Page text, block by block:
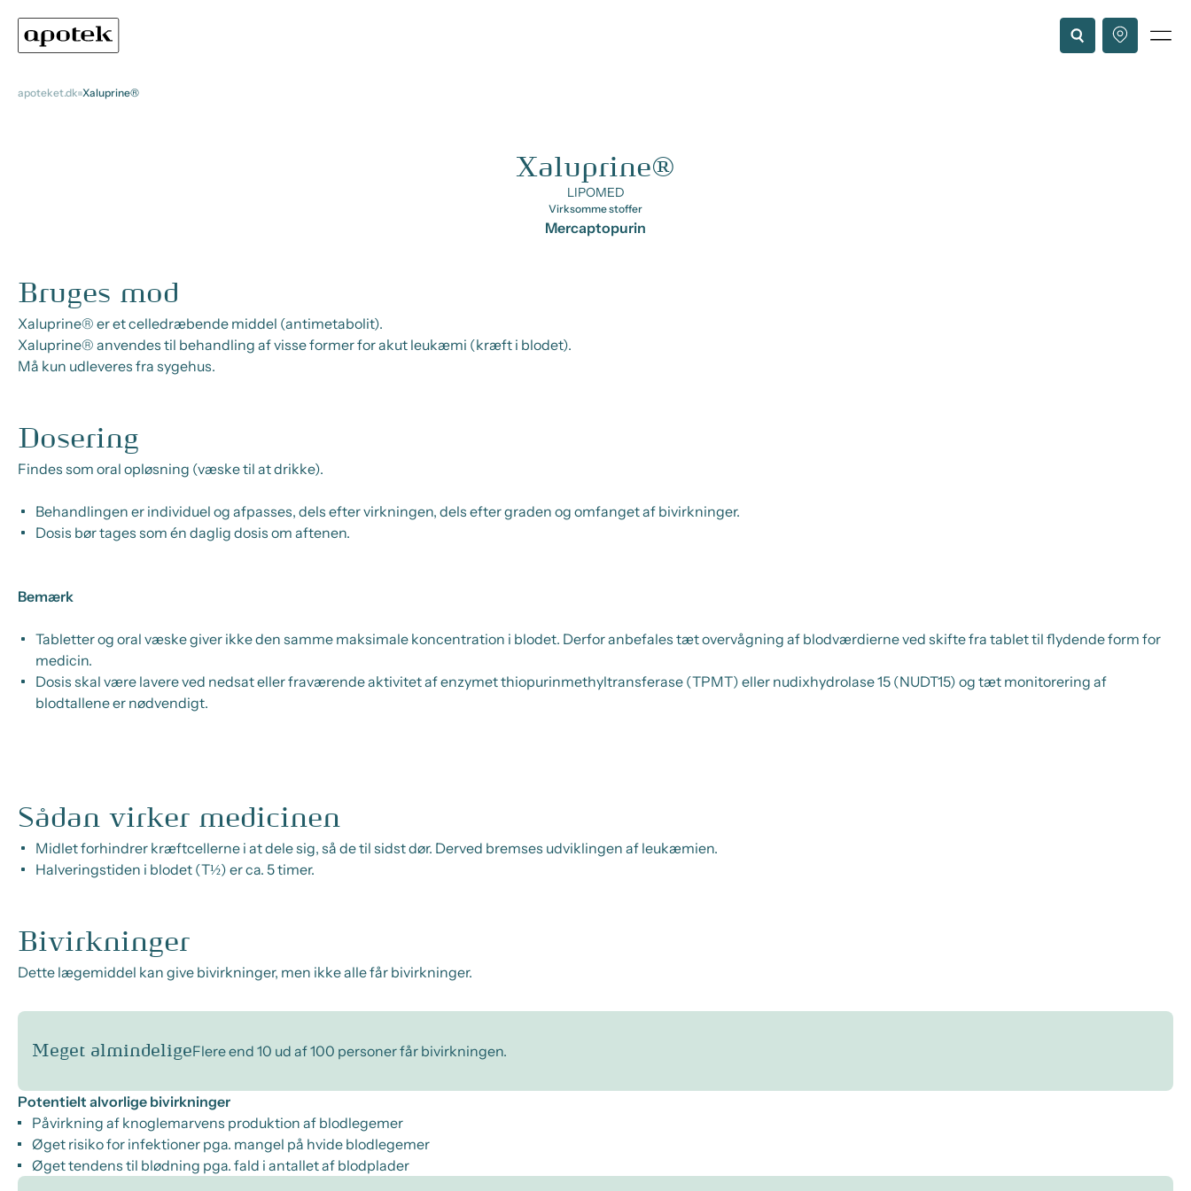
apoteket.dk Xaluprine®
Xaluprine®
LIPOMED
Virksomme stoffer
Mercaptopurin
Bruges mod
Xaluprine® er et celledræbende middel (antimetabolit).
Xaluprine® anvendes til behandling af visse former for akut leukæmi (kræft i blodet).
Må kun udleveres fra sygehus.
Dosering
Findes som oral opløsning (væske til at drikke).
Behandlingen er individuel og afpasses, dels efter virkningen, dels efter graden og omfanget af bivirkninger.
Dosis bør tages som én daglig dosis om aftenen.
Bemærk
Tabletter og oral væske giver ikke den samme maksimale koncentration i blodet. Derfor anbefales tæt overvågning af blodværdierne ved skifte fra tablet til flydende form for
medicin.
Dosis skal være lavere ved nedsat eller fraværende aktivitet af enzymet thiopurinmethyltransferase (TPMT) eller nudixhydrolase 15 (NUDT15) og tæt monitorering af
blodtallene er nødvendigt.
Sådan virker medicinen
Midlet forhindrer kræftcellerne i at dele sig, så de til sidst dør. Derved bremses udviklingen af leukæmien.
Halveringstiden i blodet (T½) er ca. 5 timer.
Bivirkninger
Dette lægemiddel kan give bivirkninger, men ikke alle får bivirkninger.
Meget almindeligeFlere end 10 ud af 100 personer får bivirkningen.
Potentielt alvorlige bivirkninger
Påvirkning af knoglemarvens produktion af blodlegemer
Øget risiko for infektioner pga. mangel på hvide blodlegemer
Øget tendens til blødning pga. fald i antallet af blodplader